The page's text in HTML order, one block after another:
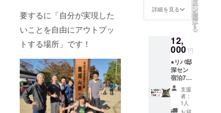
要するに「自分が実現した
いことを自由にアウトプッ
トする場所」です！
●クラウ
活動報
告にお
名前掲
載
へのご
追加 ●
リバ邸
のメン
バーか
らのお
礼の
メッ
セージ
●クラウ
ドファ
ンディ
ングの
詳細を見る ー
ン
を
選
択
す
る
12,
000 円
●リバ邸
深セン
宿泊7泊
券（使
用期限
は3年以
内） ●
支援
者：
1人
お届